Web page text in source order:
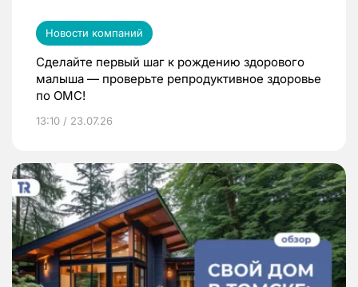
Новости компаний
Сделайте первый шаг к рождению здорового
малыша — проверьте репродуктивное здоровье
по ОМС!
13:10 / 23.07.26